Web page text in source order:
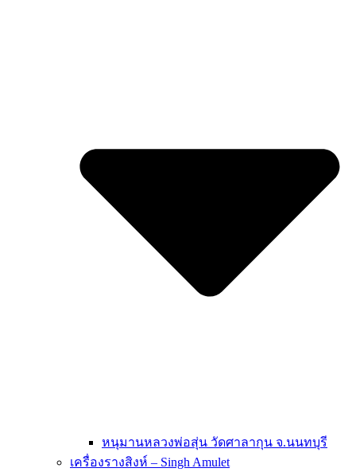
หนุมานหลวงพ่อสุ่น วัดศาลากุน จ.นนทบุรี
เครื่องรางสิงห์ – Singh Amulet